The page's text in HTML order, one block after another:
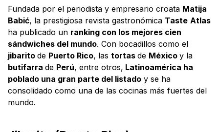
Fundada por el periodista y empresario croata Matija
Babić, la prestigiosa revista gastronómica Taste Atlas
ha publicado un ranking con los mejores cien
sándwiches del mundo. Con bocadillos como el
jibarito de Puerto Rico, las tortas de México y la
butifarra de Perú, entre otros, Latinoamérica ha
poblado una gran parte del listado y se ha
consolidado como una de las cocinas más fuertes del
mundo.